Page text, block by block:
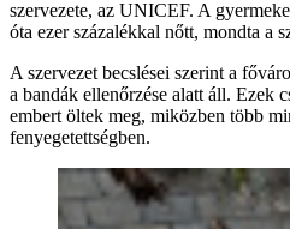
szervezete, az UNICEF. A
óta ezer százalékkal nőtt, mondta a
A szervezet becslései szerint a
a bandák ellenőrzése alatt áll. Ezek
embert öltek meg, miközben több
fenyegetettségben.